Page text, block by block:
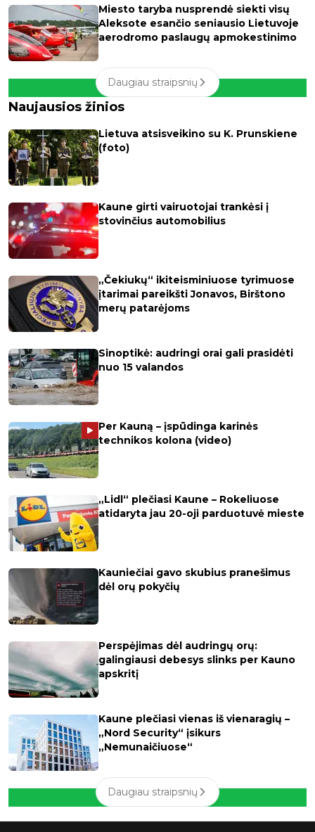
Miesto taryba nusprendė siekti visų
Aleksote esančio seniausio Lietuvoje
aerodromo paslaugų apmokestinimo
Daugiau straipsnių
Naujausios žinios
Lietuva atsisveikino su K. Prunskiene
(foto)
Kaune girti vairuotojai trankėsi į
stovinčius automobilius
„Čekiukų“ ikiteisminiuose tyrimuose
įtarimai pareikšti Jonavos, Birštono
merų patarėjoms
Sinoptikė: audringi orai gali prasidėti
nuo 15 valandos
Per Kauną – įspūdinga karinės
technikos kolona (video)
„Lidl“ plečiasi Kaune – Rokeliuose
atidaryta jau 20-oji parduotuvė mieste
Kauniečiai gavo skubius pranešimus
dėl orų pokyčių
Perspėjimas dėl audringų orų:
galingiausi debesys slinks per Kauno
apskritį
Kaune plečiasi vienas iš vienaragių –
„Nord Security“ įsikurs
„Nemunaičiuose“
Daugiau straipsnių